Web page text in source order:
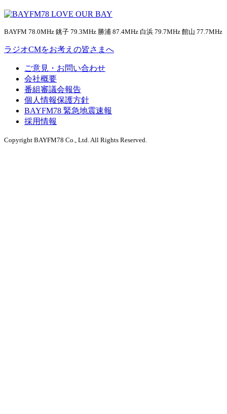
BAYFM 78.0MHz 銚子 79.3MHz 勝浦 87.4MHz 白浜 79.7MHz 館山 77.7MHz
ラジオCMをお考えの皆さまへ
ご意見・お問い合わせ
会社概要
番組審議会報告
個人情報保護方針
BAYFM78 緊急地震速報
採用情報
Copyright BAYFM78 Co., Ltd. All Rights Reserved.